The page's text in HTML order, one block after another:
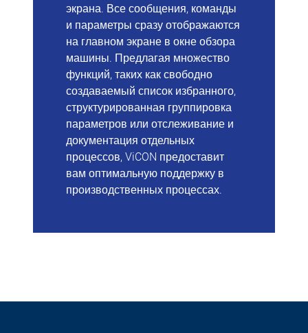
экрана. Все сообщения, команды
и параметры сразу отображаются
на главном экране в окне обзора
машины. Предлагая множество
функций, таких как свободно
создаваемый список избранного,
структурированная группировка
параметров или отслеживание и
документация отдельных
процессов, ViCON предоставит
вам оптимальную поддержку в
производственных процессах.